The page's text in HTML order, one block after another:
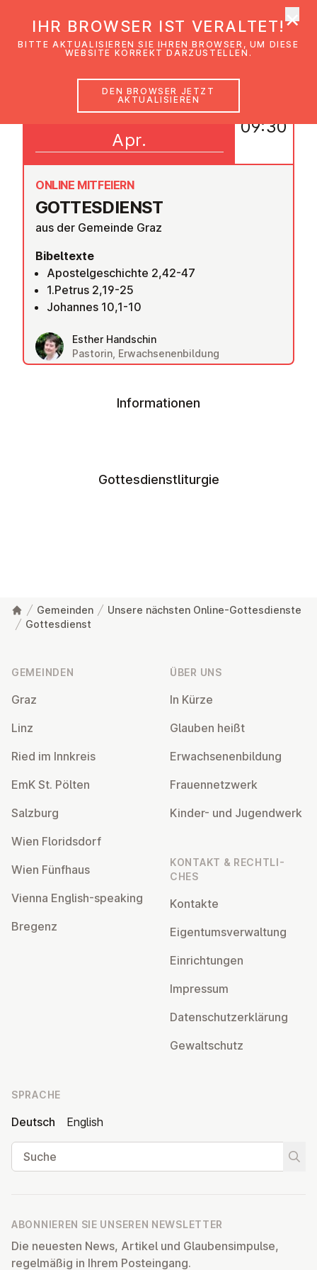
GOT­TES­DIENST
ONLINE MITFEIERN
aus der Gemeinde Graz
Bibeltexte
Apostelgeschichte 2,42-47
1.Petrus 2,19-25
Johannes 10,1-10
Esther Handschin
Pastorin, Erwachsenenbildung
26
Apr.
09:30
Informationen
Gottesdienstliturgie
Gemeinden
Unsere nächsten Online-Gottesdienste
Gottesdienst
GEMEINDEN
Graz
Linz
Ried im Innkreis
EmK St. Pölten
Salzburg
Wien Flo­rids­dorf
Wien Fünfhaus
Vienna English-speaking
Bregenz
ÜBER UNS
In Kürze
Glauben heißt
Er­wach­se­nen­bil­dung
Frau­en­netz­werk
Kinder- und Ju­gend­werk
KONTAKT & RECHT­LI­
CHES
Kontakte
Ei­gen­tums­ver­wal­tung
Ein­rich­tun­gen
Impressum
Da­ten­schutz­er­klä­rung
Ge­walt­schutz
SPRACHE
Deutsch
English
Suche
ABONNIEREN SIE UNSEREN NEWSLETTER
Die neuesten News, Artikel und Glaubensimpulse,
regelmäßig in Ihrem Posteingang.
IHR BROWSER IST VERALTET!
BITTE AKTUALISIEREN SIE IHREN BROWSER, UM DIESE
WEBSITE KORREKT DARZUSTELLEN.
DEN BROWSER JETZT
AKTUALISIEREN
×